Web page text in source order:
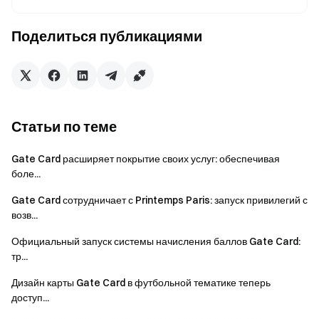
14 рабочих дней после завершения кампании. В письме
пользователи смогут воспользоваться наградой, следуя
Условия и положения
Пробный ваучер на позицию действителен только
для определённых торговых сценариев и не может
быть выведен напрямую.
ваучера на позицию, может быть выведена только
платформе.
Количество eSIM-пакетов данных ограничено,
Поделиться публикациями
Статьи по теме
Gate Card расширяет покрытие своих услуг: обеспечивая
боле...
Gate Card сотрудничает с Printemps Paris: запуск привилегий с
возв...
Официальный запуск системы начисления баллов Gate Card:
тр...
Дизайн карты Gate Card в футбольной тематике теперь
доступ...